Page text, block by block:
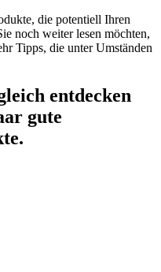
die potentiell Ihren
noch weiter lesen möchten,
Tipps, die unter Umständen
entdecken
gute